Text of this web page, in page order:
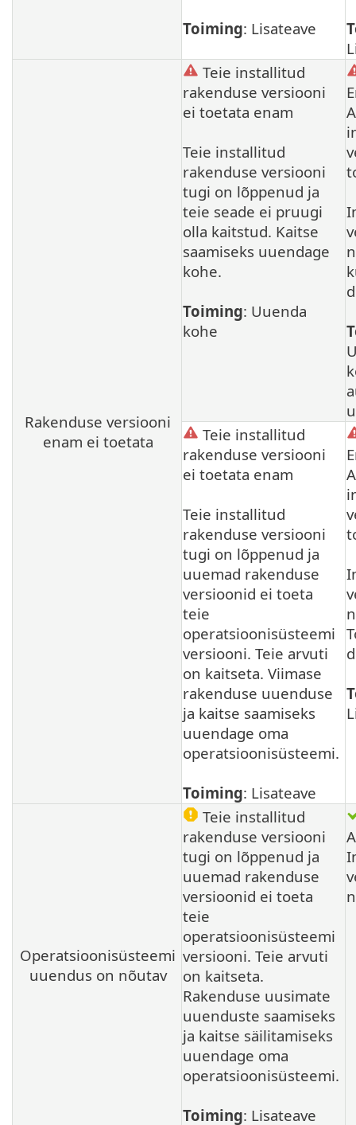
Toiming: Lisateave
Rakenduse versiooni
enam ei toetata
Teie installitud
rakenduse versiooni
ei toetata enam
Teie installitud
rakenduse versiooni
tugi on lõppenud ja
teie seade ei pruugi
olla kaitstud. Kaitse
saamiseks uuendage
kohe.
Toiming: Uuenda
kohe
Teie installitud
rakenduse versiooni
ei toetata enam
Teie installitud
rakenduse versiooni
tugi on lõppenud ja
uuemad rakenduse
versioonid ei toeta
teie
operatsioonisüsteemi
versiooni. Teie arvuti
on kaitseta. Viimase
rakenduse uuenduse
ja kaitse saamiseks
uuendage oma
operatsioonisüsteemi.
Toiming: Lisateave
Operatsioonisüsteemi
uuendus on nõutav
Teie installitud
rakenduse versiooni
tugi on lõppenud ja
uuemad rakenduse
versioonid ei toeta
teie
operatsioonisüsteemi
versiooni. Teie arvuti
on kaitseta.
Rakenduse uusimate
uuenduste saamiseks
ja kaitse säilitamiseks
uuendage oma
operatsioonisüsteemi.
Toiming: Lisateave